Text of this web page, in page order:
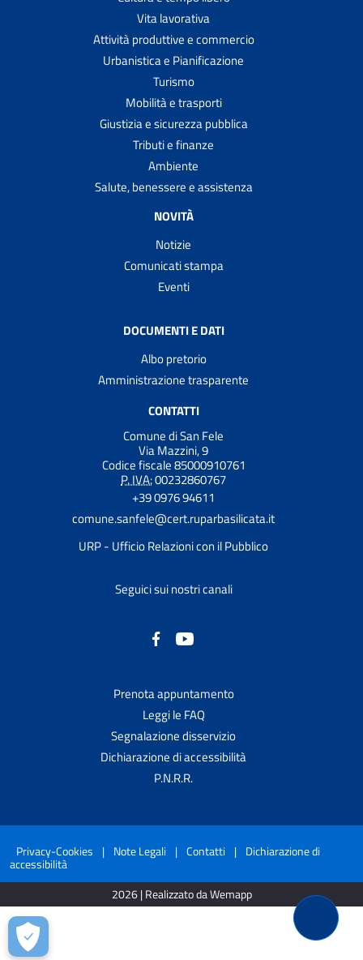
Vita lavorativa
Attività produttive e commercio
Urbanistica e Pianificazione
Turismo
Mobilità e trasporti
Giustizia e sicurezza pubblica
Tributi e finanze
Ambiente
Salute, benessere e assistenza
NOVITÀ
Notizie
Comunicati stampa
Eventi
DOCUMENTI E DATI
Albo pretorio
Amministrazione trasparente
CONTATTI
Comune di San Fele
Via Mazzini, 9
Codice fiscale 85000910761
P. IVA:00232860767
+39 0976 94611
comune.sanfele@cert.ruparbasilicata.it
URP - Ufficio Relazioni con il Pubblico
Seguici sui nostri canali
Prenota appuntamento
Leggi le FAQ
Segnalazione disservizio
Dichiarazione di accessibilità
P.N.R.R.
Privacy-Cookies | Note Legali | Contatti | Dichiarazione di
accessibilità
2026 | Realizzato da Wemapp